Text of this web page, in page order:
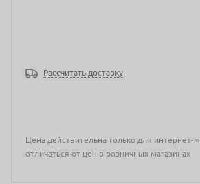
Рассчитать доставку
Цена действительна только для интернет-
отличаться от цен в розничных магазинах